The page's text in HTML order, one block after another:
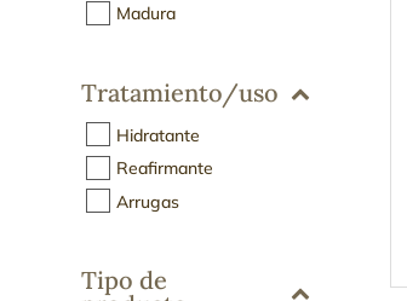
Madura
Tratamiento/uso
Hidratante
Reafirmante
Arrugas
Tipo de